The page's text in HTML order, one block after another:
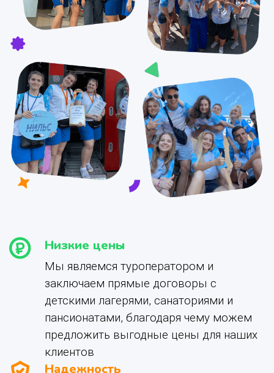
Низкие цены
Мы являемся туроператором и
заключаем прямые договоры с
детскими лагерями, санаториями и
пансионатами, благодаря чему можем
предложить выгодные цены для наших
клиентов
Надежность